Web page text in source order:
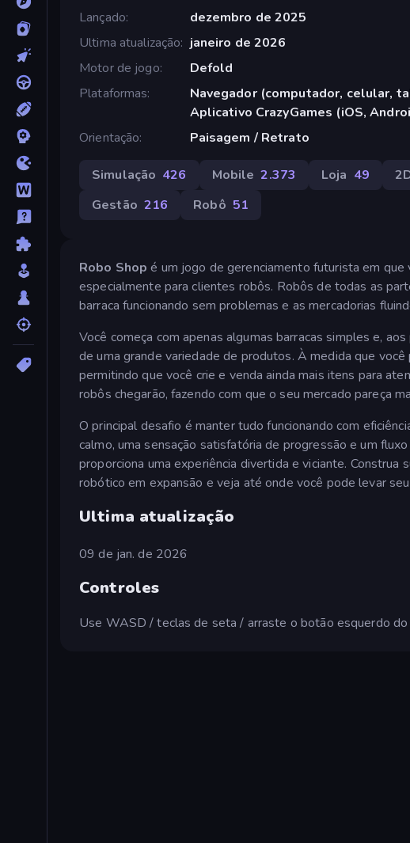
Lançado
dezembro de 2025
Ultima atualização
janeiro de 2026
Motor de jogo
Defold
Plataformas
Navegador (computador, celular,
Aplicativo CrazyGames (iOS,
Orientação
Paisagem / Retrato
Simulação 426 Mobile 2.373 Loja 49
Gestão 216 Robô 51
Robo Shop é um jogo de gerenciamento futurista em
especialmente para clientes robôs. Robôs de todas as
barraca funcionando sem problemas e as mercadorias
Você começa com apenas algumas barracas simples e,
de uma grande variedade de produtos. À medida que
permitindo que você crie e venda ainda mais itens para
robôs chegarão, fazendo com que o seu mercado pareça
O principal desafio é manter tudo funcionando com
calmo, uma sensação satisfatória de progressão e um
proporciona uma experiência divertida e viciante.
robótico em expansão e veja até onde você pode levar
Ultima atualização
09 de jan. de 2026
Controles
Use WASD / teclas de seta / arraste o botão esquerdo